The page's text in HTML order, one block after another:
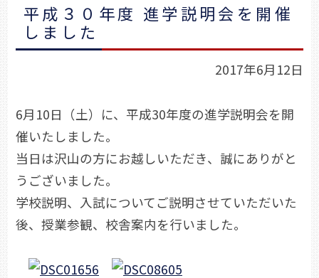
平成３０年度 進学説明会を開催
しました
2017年6月12日
6月10日（土）に、平成30年度の進学説明会を開
催いたしました。
当日は沢山の方にお越しいただき、誠にありがと
うございました。
学校説明、入試についてご説明させていただいた
後、授業参観、校舎案内を行いました。